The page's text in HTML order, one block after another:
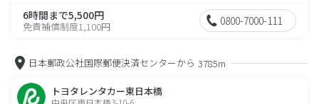
6時間まで5,500円
免責補償制度1,100円 0800-7000-111
日本郵政公社国際郵便決済センターから 3785m
トヨタレンタカー東日本橋